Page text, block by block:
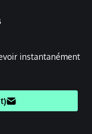
instantanément